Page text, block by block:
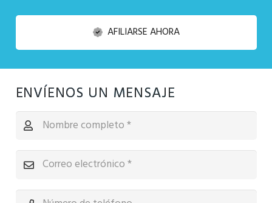
AFILIARSE AHORA
ENVÍENOS UN MENSAJE